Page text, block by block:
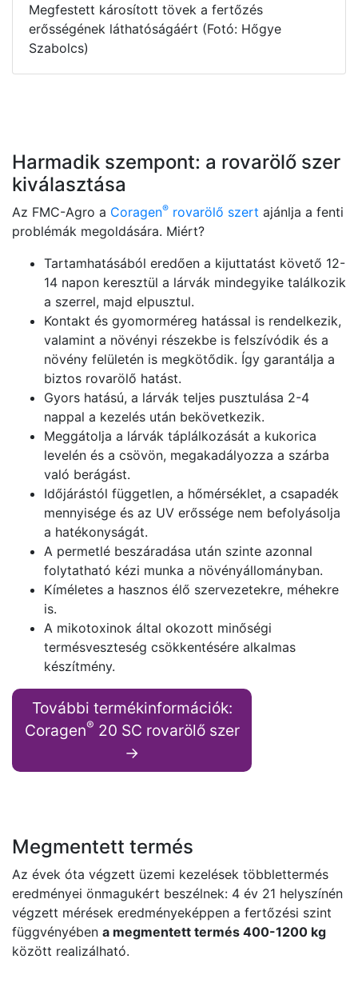
Megfestett károsított tövek a fertőzés
erősségének láthatóságáért (Fotó: Hőgye
Szabolcs)
Harmadik szempont: a rovarölő szer
kiválasztása
Az FMC-Agro a Coragen® rovarölő szert ajánlja a fenti
problémák megoldására. Miért?
Tartamhatásából eredően a kijuttatást követő 12-
14 napon keresztül a lárvák mindegyike találkozik
a szerrel, majd elpusztul.
Kontakt és gyomorméreg hatással is rendelkezik,
valamint a növényi részekbe is felszívódik és a
növény felületén is megkötődik. Így garantálja a
biztos rovarölő hatást.
Gyors hatású, a lárvák teljes pusztulása 2-4
nappal a kezelés után bekövetkezik.
Meggátolja a lárvák táplálkozását a kukorica
levelén és a csövön, megakadályozza a szárba
való berágást.
Időjárástól független, a hőmérséklet, a csapadék
mennyisége és az UV erőssége nem befolyásolja
a hatékonyságát.
A permetlé beszáradása után szinte azonnal
folytatható kézi munka a növényállományban.
Kíméletes a hasznos élő szervezetekre, méhekre
is.
A mikotoxinok által okozott minőségi
termésveszteség csökkentésére alkalmas
készítmény.
További termékinformációk:
Coragen® 20 SC rovarölő szer
->
Megmentett termés
Az évek óta végzett üzemi kezelések többlettermés
eredményei önmagukért beszélnek: 4 év 21 helyszínén
végzett mérések eredményeképpen a fertőzési szint
függvényében a megmentett termés 400-1200 kg
között realizálható.